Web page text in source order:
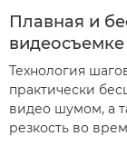
Плавная и
видеосъемке
Технология
практически
видео шумом, а
резкость во